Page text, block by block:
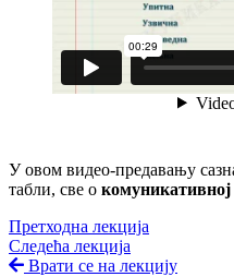
У овом видео-предавању
табли, све о
Претходна лекција
Следећа лекција
Врати се на лекцију